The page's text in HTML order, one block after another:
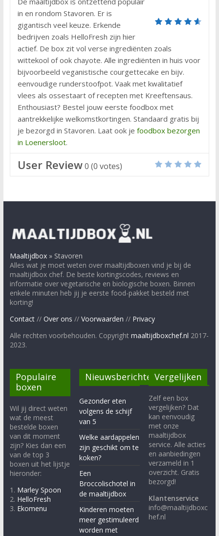
in en rondom Stavoren. Er is
gigantisch veel keuze. Erkende
bedrijven zoals HelloFresh zijn hier
actief. De box zit vol verse ingrediënten zoals
wittekool of ook chayote. Alle ingrediënten in huis voor
bijvoorbeeld veganistische courgettecake en bijv.
eenvoudige runderstoofpot. Vaak met kwalitatief
vlees als ossestaart of recepten met Kreeftensaus.
Enthousiast? Bestel jouw eerste foodbox met
aantrekkelijke welkomstkortingen. Standaard gratis bij
je bezorgd in Stavoren. Laat ook je foodbox bezorgen
in Loenersloot.
User Review0 (0 votes)
Maaltijdbox» Stavoren
Alles wat je moet weten over maaltijdboxen vind je bij de
maaltijdbox chef. De beste kortingscodes, reviews en
informatie over vegetarische en biologische boxen. Binnen
enkele minuten heb jij je eerste food-pakket besteld met
korting!
Contact// Over ons // Voorwaarden // Privacy
Alle rechten voorbehouden. Copyright maaltijdboxchef.nl 2017-
2023.
Populaire
boxen
Wil jij direct weten
wat de meest
bestelde boxen
van dit moment
zijn? Kies dan een
van de top 3
boxen uit het lijstje
hieronder:
1. Marley Spoon
2. HelloFresh
3. Ekomenu
Nieuwsberichten
Gezonder eten
volgens de schijf
van 5
Welke aardappelen
zijn geschikt om te
koken?
Een
Broccolischotel in
de maaltijdbox
Kinderen moeten
meer gestimuleerd
worden met
Vergelijken
Zelf een box
vergelijken? Dat
kan eenvoudig
met onze
maaltijdbox
service. Alle acties
en aanbiedingen
verzameld in 1
overzicht. Gratis
bezorgd!
Klantenservice
info@maaltijdboxc
hef.nl